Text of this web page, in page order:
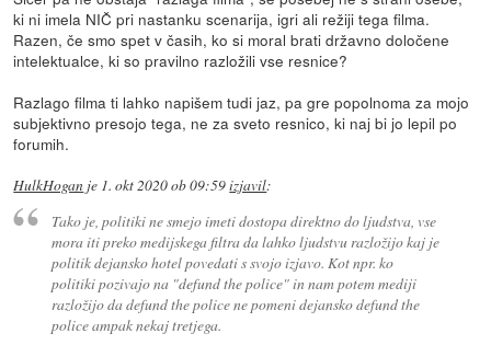
ki ni imela NIČ pri nastanku scenarija, igri ali režiji tega filma.
Razen, če smo spet v časih, ko si moral brati državno določene
intelektualce, ki so pravilno razložili vse resnice?
Razlago filma ti lahko napišem tudi jaz, pa gre popolnoma za mojo
subjektivno presojo tega, ne za sveto resnico, ki naj bi jo lepil po
forumih.
HulkHogan je 1. okt 2020 ob 09:59izjavil:
Tako je, politiki ne smejo imeti dostopa direktno do ljudstva, vse
mora iti preko medijskega filtra da lahko ljudstvu razložijo kaj je
politik dejansko hotel povedati s svojo izjavo. Kot npr. ko
politiki pozivajo na "defund the police" in nam potem mediji
razložijo da defund the police ne pomeni dejansko defund the
police ampak nekaj tretjega.